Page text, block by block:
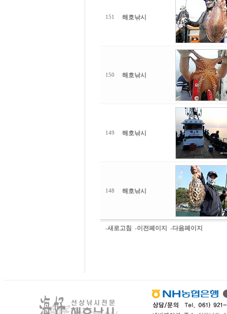
151 해호낚시
150 해호낚시
149 해호낚시
148 해호낚시
-새로고침 -이전페이지 -다음페이지